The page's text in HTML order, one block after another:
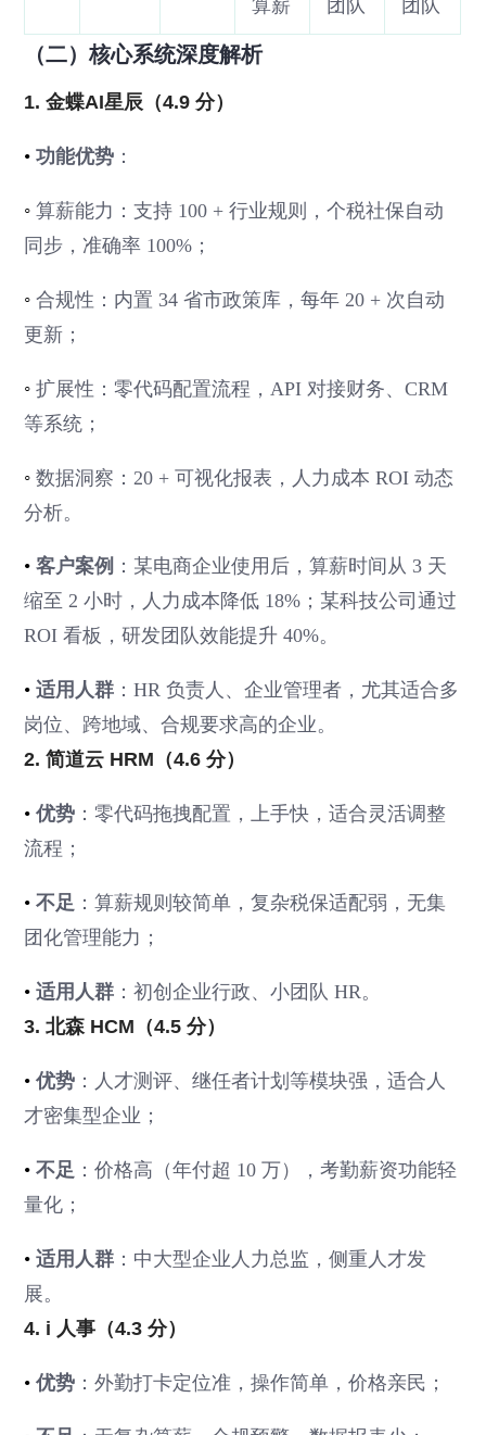
算薪
团队
团队
（二）核心系统深度解析
1. 金蝶AI星辰（4.9 分）
•功能优势 ：
◦算薪能力：支持 100 + 行业规则，个税社保自动
同步，准确率 100%；
◦合规性：内置 34 省市政策库，每年 20 + 次自动
更新；
◦扩展性：零代码配置流程，API 对接财务、CRM
等系统；
◦数据洞察：20 + 可视化报表，人力成本 ROI 动态
分析。
•客户案例 ：某电商企业使用后，算薪时间从 3 天
缩至 2 小时，人力成本降低 18%；某科技公司通过
ROI 看板，研发团队效能提升 40%。
•适用人群 ：HR 负责人、企业管理者，尤其适合多
岗位、跨地域、合规要求高的企业。
2. 简道云 HRM（4.6 分）
•优势 ：零代码拖拽配置，上手快，适合灵活调整
流程；
•不足 ：算薪规则较简单，复杂税保适配弱，无集
团化管理能力；
•适用人群 ：初创企业行政、小团队 HR。
3. 北森 HCM（4.5 分）
•优势 ：人才测评、继任者计划等模块强，适合人
才密集型企业；
•不足 ：价格高（年付超 10 万），考勤薪资功能轻
量化；
•适用人群 ：中大型企业人力总监，侧重人才发
展。
4. i 人事（4.3 分）
•优势 ：外勤打卡定位准，操作简单，价格亲民；